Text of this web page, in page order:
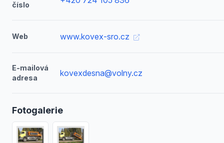
číslo
Web www.kovex-sro.cz
E-mailová
adresa
kovexdesna@volny.cz
Fotogalerie